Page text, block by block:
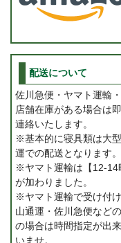
配送について
佐川急便・ヤマト運輸
店舗在庫がある場合は
連絡いたします。
※基本的に寝具類は大
運での配送となります。
※ヤマト運輸は【12-14
が加わりました。
※ヤマト運輸で受け付
山通運・佐川急便など
の場合は時間指定が出
いませ。